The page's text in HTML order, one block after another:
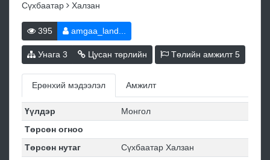
Сүхбаатар Халзан
395 amgaa_land...
Унага 3 Цусан төрлийн Төлийн амжилт5
Ерөнхий мэдээлэл Амжилт
Үүлдэр
Монгол
Төрсөн огноо
Төрсөн нутаг
Сүхбаатар Халзан